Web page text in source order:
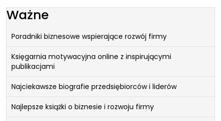
Ważne
Poradniki biznesowe wspierające rozwój firmy
Księgarnia motywacyjna online z inspirującymi
publikacjami
Najciekawsze biografie przedsiębiorców i liderów
Najlepsze książki o biznesie i rozwoju firmy